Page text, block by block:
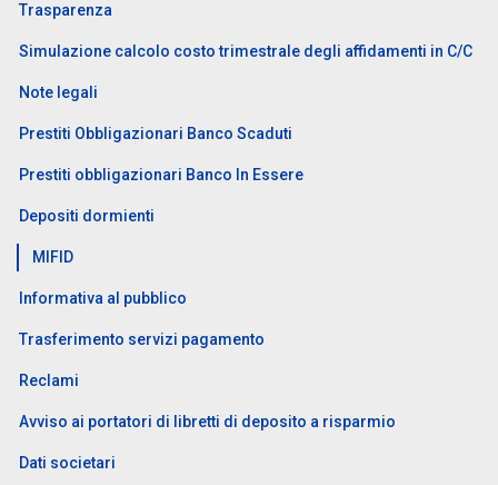
Trasparenza
Simulazione calcolo costo trimestrale degli affidamenti in C/C
Note legali
Prestiti Obbligazionari Banco Scaduti
Prestiti obbligazionari Banco In Essere
Depositi dormienti
MIFID
Informativa al pubblico
Trasferimento servizi pagamento
Reclami
Avviso ai portatori di libretti di deposito a risparmio
Dati societari